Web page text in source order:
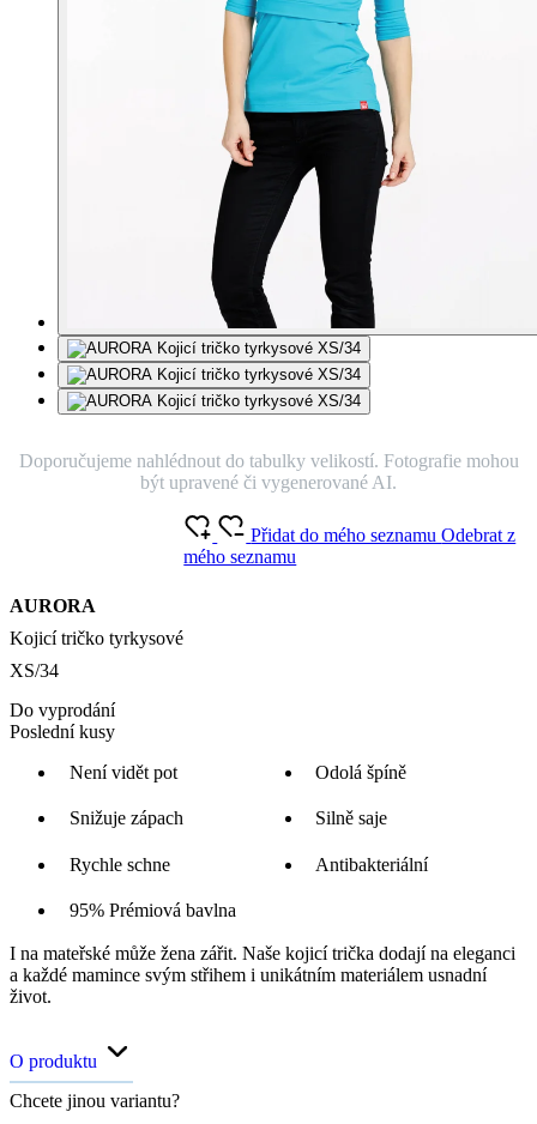
Doporučujeme nahlédnout do tabulky velikostí. Fotografie mohou
být upravené či vygenerované AI.
AURORA
Kojicí tričko tyrkysové
XS/34
Přidat do mého seznamuOdebrat z
mého seznamu
Do vyprodání
Poslední kusy
Není vidět pot
Odolá špíně
Snižuje zápach Silně saje
Rychle schne Antibakteriální
95% Prémiová bavlna
I na mateřské může žena zářit. Naše kojicí trička dodají na eleganci
a každé mamince svým střihem i unikátním materiálem usnadní
život.
O produktu
Chcete jinou variantu?